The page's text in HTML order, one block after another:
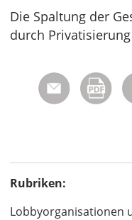
Die Spaltung der
durch
Rubriken:
Lobbyorganisationen